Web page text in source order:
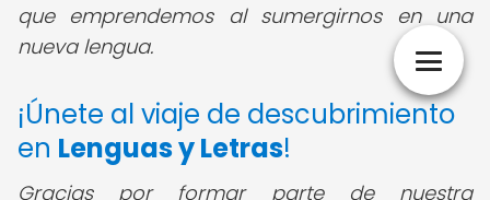
que emprendemos al sumergirnos en una
nueva lengua.
¡Únete al viaje de descubrimiento
en Lenguas y Letras!
Gracias por formar parte de nuestra